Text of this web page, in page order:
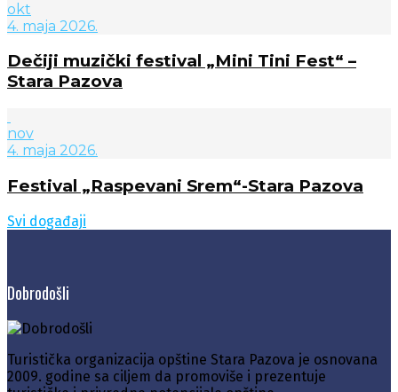
okt
4. maja 2026.
Dečiji muzički festival „Mini Tini Fest“ –
Stara Pazova
nov
4. maja 2026.
Festival „Raspevani Srem“-Stara Pazova
Svi događaji
Dobrodošli
Turistička organizacija opštine Stara Pazova je osnovana
2009. godine sa ciljem da promoviše i prezentuje